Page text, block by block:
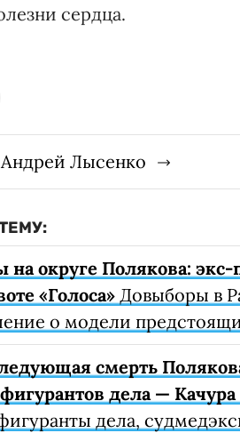
сердца.
Лысенко
округе Полякова:
«Голоса» Довыборы в
о модели
смерть
дела — Качура
дела,